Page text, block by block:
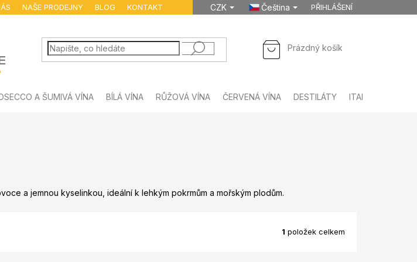
NAŠE PRODEJNY BLOG KONTAKT CZK Čeština PŘIHLÁŠENÍ
NÁKUPNÍ
Prázdný košík
A ŠUMIVÁ VÍNA BÍLÁ VÍNA RŮŽOVÁ VÍNA ČERVENÁ VÍNA DESTILÁTY ITALSKÉ NÁPOJE
a jemnou kyselinkou, ideální k lehkým pokrmům a mořským plodům.
1 položek celkem